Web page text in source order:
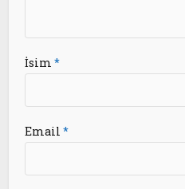
İsim*
Email*